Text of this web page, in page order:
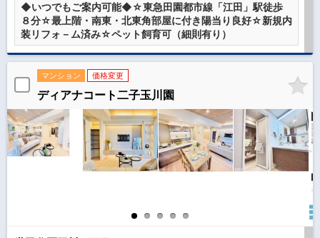
◆いつでもご案内可能◆☆東急田園都市線「江田」駅徒歩
８分☆最上階・南東・北東角部屋に付き陽当り良好☆新規内
装リフォ－ム済み☆ペット飼育可（細則有り）
マンション 価格変更
ディアナコート二子玉川園